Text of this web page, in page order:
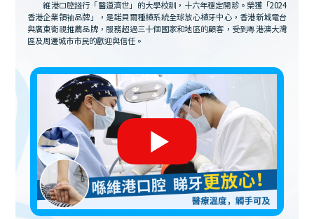
維港口腔踐行「醫道濟世」的大學校訓，十六年穩定開診。榮獲「2024
香港企業領袖品牌」，是諾貝爾種植系統全球放心植牙中心，香港新城電台
與廣東衛視推薦品牌，服務超過三十個國家和地區的顧客，受到粵港澳大灣
區及周邊城市市民的歡迎與信任。